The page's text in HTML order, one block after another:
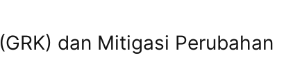
dan Mitigasi Perubahan